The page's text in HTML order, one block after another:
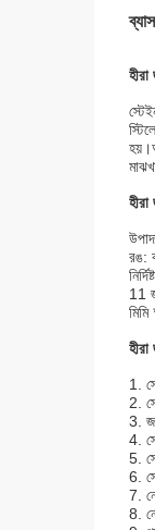
হীরা
রঙ:
11
1.
2.
3.
4.
5.
6.
7.
8.